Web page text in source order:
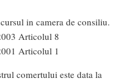
in camera de consiliu.
Articolul 8
Articolul 1
comertului este data la